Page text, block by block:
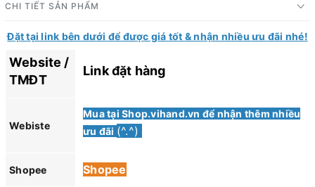
CHI TIẾT SẢN PHẨM
Đặt tại link bên dưới để được giá tốt & nhận nhiều ưu đãi nhé!
Website /
TMĐT
Link đặt hàng
Webiste
Mua tại Shop.vihand.vn để nhận thêm nhiều
ưu đãi (^.^)
Shopee Shopee